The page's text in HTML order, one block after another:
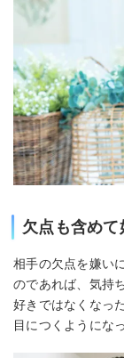
欠点も含めて
相手の欠点を嫌い
のであれば、気持
好きではなくなっ
目につくようにな